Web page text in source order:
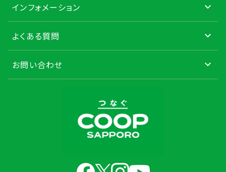
インフォメーション
よくある質問
お問い合わせ